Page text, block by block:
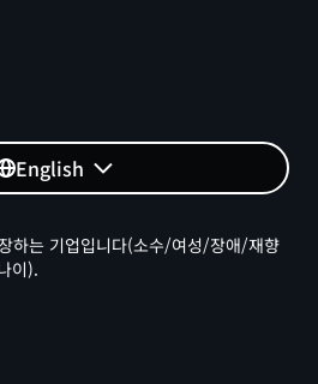
English
하는 기업입니다(소수/여성/장애/재향
이).